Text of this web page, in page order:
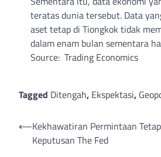
teratas dunia tersebut. Data
aset tetap di Tiongkok tidak
dalam enam bulan sementara
Source: Trading Economics
Tagged Ditengah, Ekspektasi,
Post
navigation
⟵Kekhawatiran Permintaan
Keputusan The Fed